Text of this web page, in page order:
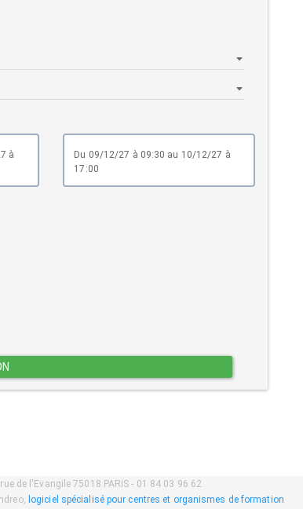
du 09/12/27 à 09:30 au 10/12/27 à
17:00
de l'Evangile 75018 PARIS - 01 84 03 96 62
logiciel spécialisé pour centres et organismes de formation